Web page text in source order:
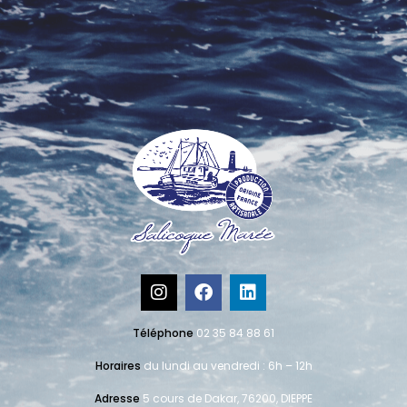
Téléphone 02 35 84 88 61
Horaires du lundi au vendredi : 6h – 12h
Adresse 5 cours de Dakar, 76200, DIEPPE